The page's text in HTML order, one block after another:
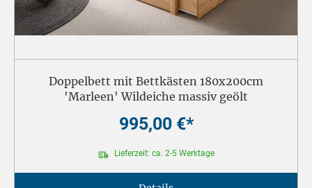
Doppelbett mit Bettkästen 180x200cm
'Marleen' Wildeiche massiv geölt
995,00 €*
Lieferzeit: ca. 2-5 Werktage